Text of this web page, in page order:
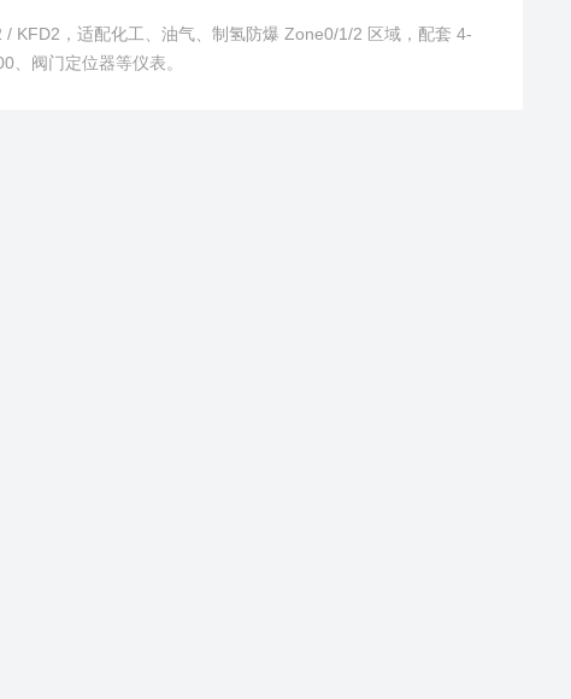
KFD2，适配化工、油气、制氢防爆 Zone0/1/2 区域，配套 4-
、阀门定位器等仪表。